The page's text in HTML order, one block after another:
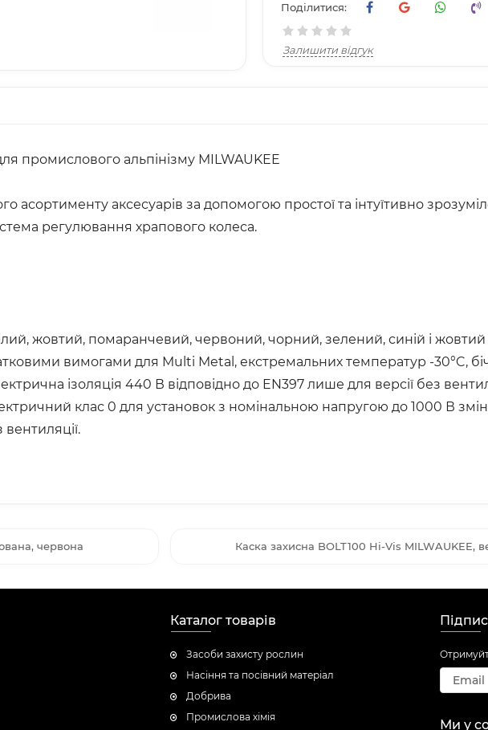
Поділитися:
Залишити відгук
промислового альпінізму MILWAUKEE
асортименту аксесуарів за допомогою простої та інтуїтивно
регулювання храпового колеса.
жовтий, помаранчевий, червоний, чорний, зелений, синій і жовтий
вимогами для Multi Metal, екстремальних температур -30°C,
ізоляція 440 В відповідно до EN397 лише для версії без
клас 0 для установок з номінальною напругою до 1000 В
червона Каска захисна BOLT100 Hi-Vis MILWAUKEE,
Каталог товарів
Засоби захисту рослин
Насіння та посівний матеріал
Добрива
Промислова хімія
Ми у